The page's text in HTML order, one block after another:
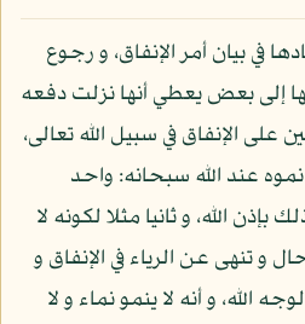
في بيان أمر الإنفاق، و رجوع
إلى بعض يعطي أنها نزلت دفعه
الإنفاق في سبيل الله تعالى،
عند الله سبحانه: واحد
بإذن الله، و ثانيا مثلا لكونه لا
تنهى عن الرياء في الإنفاق و
الله، و أنه لا ينمو نماء و لا